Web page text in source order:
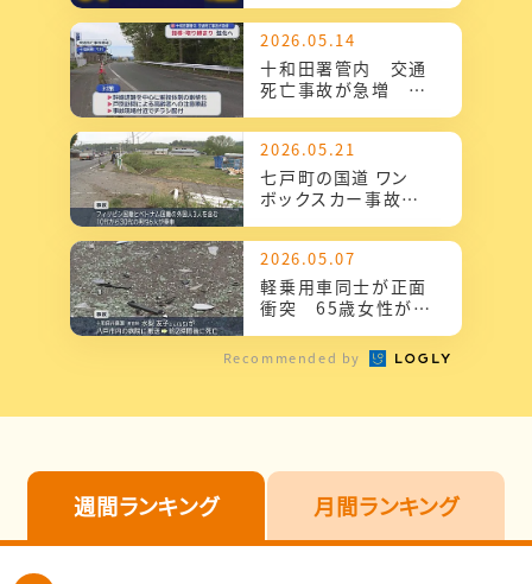
2026.05.14
十和田署管内 交通
死亡事故が急増 指
へ
2026.05.21
七戸町の国道 ワン
ボックスカー事故
人軽傷
2026.05.07
軽乗用車同士が正面
衝突 65歳女性が死
線にはみ出す／十和
田市
Recommended by
週間ランキング 月間ランキング